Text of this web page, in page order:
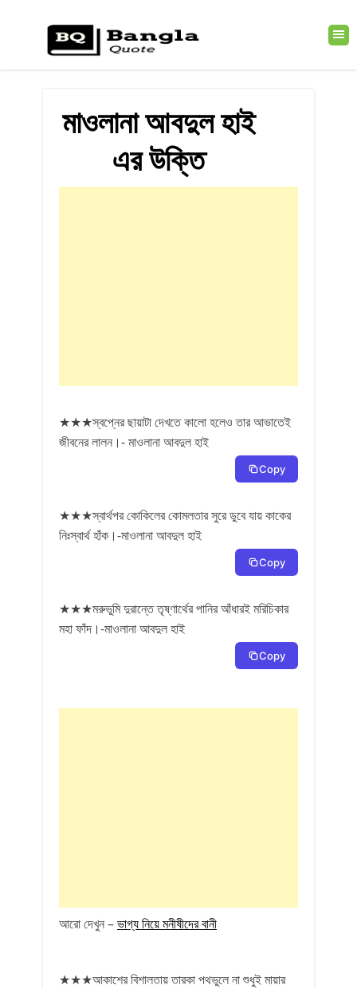
মাওলানা আবদুল হাই
এর উক্তি
★★★স্বপ্নের ছায়াটা দেখতে কালো হলেও তার আভাতেই
জীবনের লালন।- মাওলানা আবদুল হাই
Copy
★★★স্বার্থপর কোকিলের কোমলতার সুরে ডুবে যায় কাকের
নিঃস্বার্থ হাঁক।-মাওলানা আবদুল হাই
Copy
★★★মরুভুমি দুরান্তে তৃষ্ণার্থের পানির আঁধারই মরিচিকার
মহা ফাঁদ।-মাওলানা আবদুল হাই
Copy
আরো দেখুন –ভাগ্য নিয়ে মনীষীদের বানী
★★★আকাশের বিশালতায় তারকা পথভুলে না শুধুই মায়ার